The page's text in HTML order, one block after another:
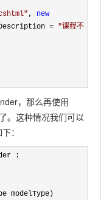
", new
= "课程不
，那么再使用
。这种情况我们可以
：
:
modelType)